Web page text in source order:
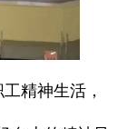
精神生活，